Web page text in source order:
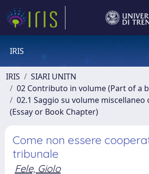
IRIS
IRIS
SIARI UNITN
02 Contributo in volume (Part of a
02.1 Saggio su volume
(Essay or Book Chapter)
Come non essere
tribunale
Fele, Giolo